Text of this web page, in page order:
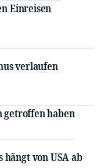
Einreisen
verlaufen
getroffen haben
von USA ab